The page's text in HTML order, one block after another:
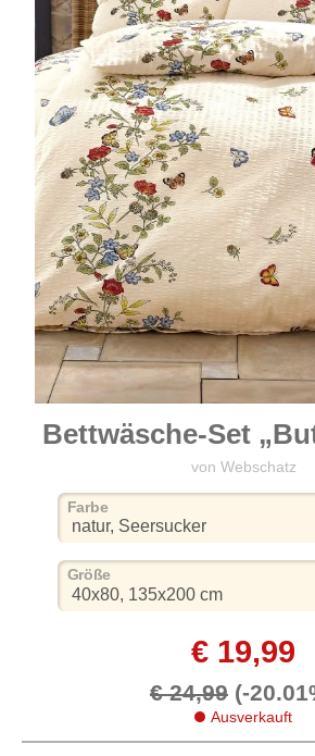
Bettwäsche-Set
von Webschatz
€ 19,99
€ 24,99 (-
Ausverkauft
Farbeauswählen
Größeauswählen